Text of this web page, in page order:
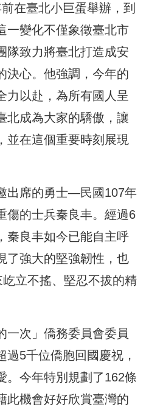
在臺北小巨蛋舉辦，到
一變化不僅象徵臺北市
隊致力將臺北打造成安
決心。他強調，今年的
力以赴，為所有國人呈
北成為大家的驕傲，讓
並在這個重要時刻展現
出席的勇士—民國107年
傷的士兵秦良丰。經過6
秦良丰如今已能自主呼
了強大的堅強韌性，也
立不搖、堅忍不拔的精
一次」僑務委員會委員
5千位僑胞回國慶祝，
。今年特別規劃了162條
此機會好好欣賞臺灣的